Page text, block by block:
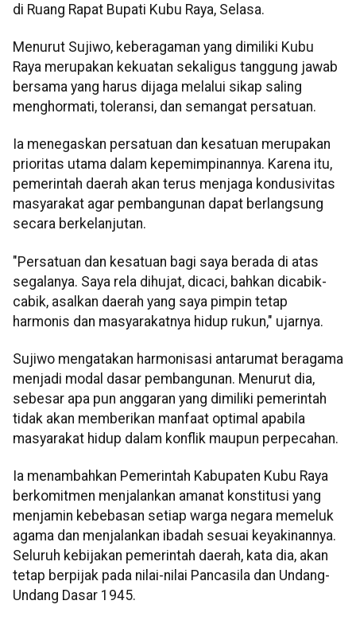
di Ruang Rapat Bupati Kubu Raya, Selasa.
Menurut Sujiwo, keberagaman yang dimiliki Kubu
Raya merupakan kekuatan sekaligus tanggung jawab
bersama yang harus dijaga melalui sikap saling
menghormati, toleransi, dan semangat persatuan.
Ia menegaskan persatuan dan kesatuan merupakan
prioritas utama dalam kepemimpinannya. Karena itu,
pemerintah daerah akan terus menjaga kondusivitas
masyarakat agar pembangunan dapat berlangsung
secara berkelanjutan.
"Persatuan dan kesatuan bagi saya berada di atas
segalanya. Saya rela dihujat, dicaci, bahkan dicabik-
cabik, asalkan daerah yang saya pimpin tetap
harmonis dan masyarakatnya hidup rukun," ujarnya.
Sujiwo mengatakan harmonisasi antarumat beragama
menjadi modal dasar pembangunan. Menurut dia,
sebesar apa pun anggaran yang dimiliki pemerintah
tidak akan memberikan manfaat optimal apabila
masyarakat hidup dalam konflik maupun perpecahan.
Ia menambahkan Pemerintah Kabupaten Kubu Raya
berkomitmen menjalankan amanat konstitusi yang
menjamin kebebasan setiap warga negara memeluk
agama dan menjalankan ibadah sesuai keyakinannya.
Seluruh kebijakan pemerintah daerah, kata dia, akan
tetap berpijak pada nilai-nilai Pancasila dan Undang-
Undang Dasar 1945.